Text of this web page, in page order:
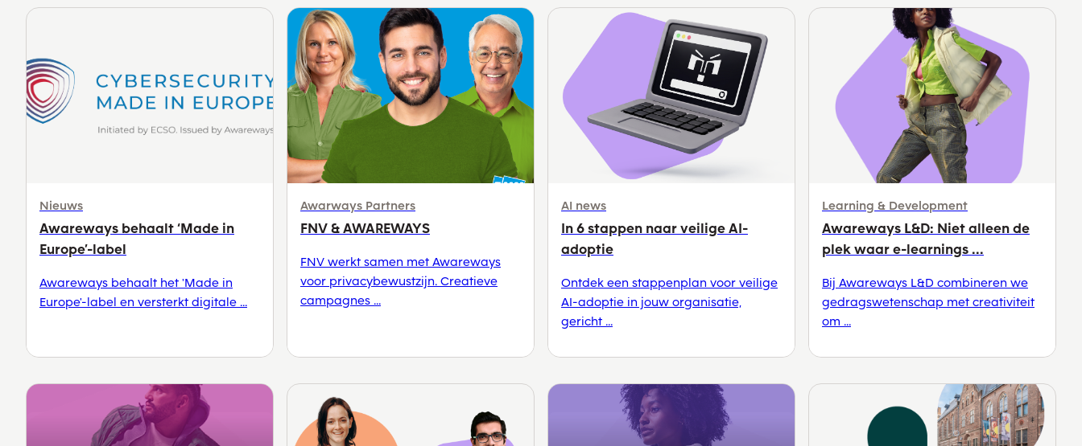
Nieuws
Awareways behaalt ‘Made in
Europe’-label
Awareways behaalt het 'Made in
Europe'-label en versterkt digitale ...
Awarways Partners
FNV & AWAREWAYS
FNV werkt samen met Awareways
voor privacybewustzijn. Creatieve
campagnes ...
AI news
In 6 stappen naar veilige AI-
adoptie
Ontdek een stappenplan voor veilige
AI-adoptie in jouw organisatie,
gericht ...
Learning & Development
Awareways L&D: Niet alleen de
plek waar e-learnings ...
Bij Awareways L&D combineren we
gedragswetenschap met creativiteit
om ...